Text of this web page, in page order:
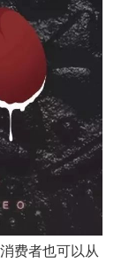
费者也可以从